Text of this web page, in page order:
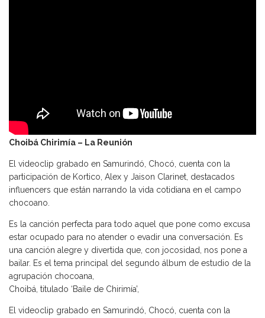
Choibá Chirimía – La Reunión
El videoclip grabado en Samurindó, Chocó, cuenta con la
participación de Kortico, Alex y Jaison Clarinet, destacados
influencers que están narrando la vida cotidiana en el campo
chocoano.
Es la canción perfecta para todo aquel que pone como excusa
estar ocupado para no atender o evadir una conversación. Es
una canción alegre y divertida que, con jocosidad, nos pone a
bailar. Es el tema principal del segundo álbum de estudio de la
agrupación chocoana,
Choibá, titulado ‘Baile de Chirimía’,
El videoclip grabado en Samurindó, Chocó, cuenta con la